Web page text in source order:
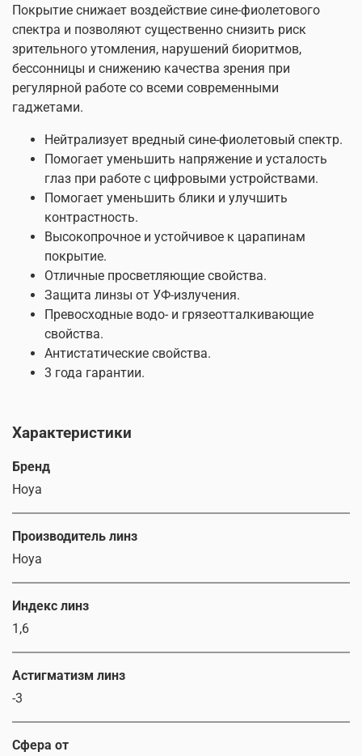
Покрытие снижает воздействие сине-фиолетового
спектра и позволяют существенно снизить риск
зрительного утомления, нарушений биоритмов,
бессонницы и снижению качества зрения при
регулярной работе со всеми современными
гаджетами.
Нейтрализует вредный сине-фиолетовый спектр.
Помогает уменьшить напряжение и усталость
глаз при работе с цифровыми устройствами.
Помогает уменьшить блики и улучшить
контрастность.
Высокопрочное и устойчивое к царапинам
покрытие.
Отличные просветляющие свойства.
Защита линзы от УФ-излучения.
Превосходные водо- и грязеотталкивающие
свойства.
Антистатические свойства.
3 года гарантии.
Характеристики
Бренд
Hoya
Производитель линз
Hoya
Индекс линз
1,6
Астигматизм линз
-3
Сфера от